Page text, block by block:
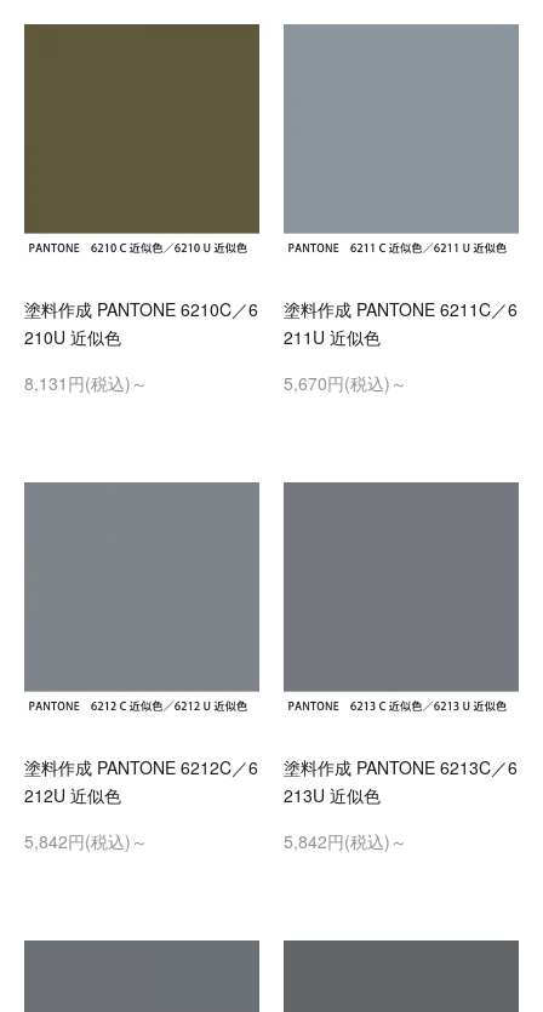
塗料作成 PANTONE 6210C／6
210U 近似色
8,131円(税込)～
塗料作成 PANTONE 6211C／6
211U 近似色
5,670円(税込)～
塗料作成 PANTONE 6212C／6
212U 近似色
5,842円(税込)～
塗料作成 PANTONE 6213C／6
213U 近似色
5,842円(税込)～